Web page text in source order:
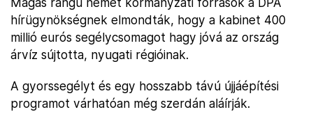
hírügynökségnek elmondták, hogy a kabinet 400
millió eurós segélycsomagot hagy jóvá az ország
árvíz sújtotta, nyugati régióinak.
A gyorssegélyt és egy hosszabb távú újjáépítési
programot várhatóan még szerdán aláírják.